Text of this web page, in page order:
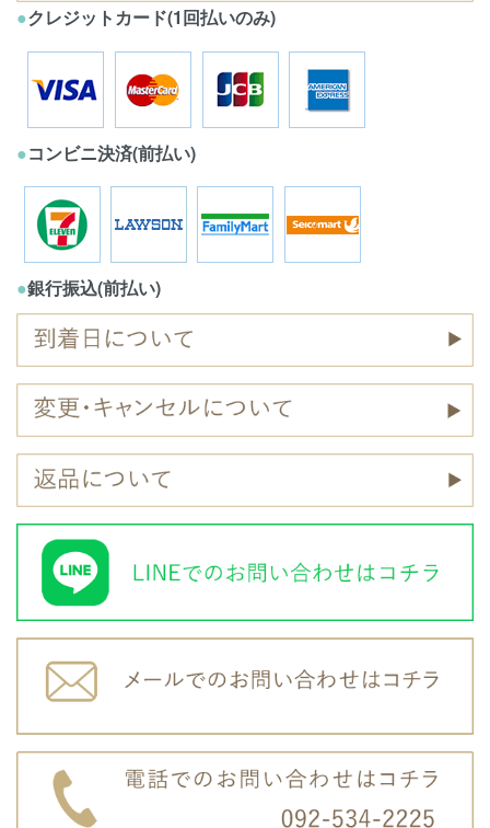
●クレジットカード(1回払いのみ)
●コンビニ決済(前払い)
●銀行振込(前払い)